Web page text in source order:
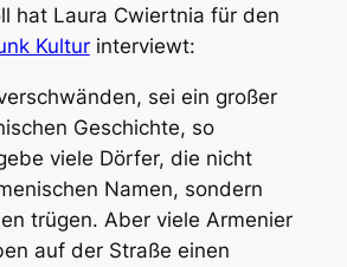
hat Laura Cwiertnia für den
Kulturinterviewt:
sei ein großer
Geschichte, so
viele Dörfer, die nicht
Namen, sondern
trügen. Aber viele Armenier
auf der Straße einen